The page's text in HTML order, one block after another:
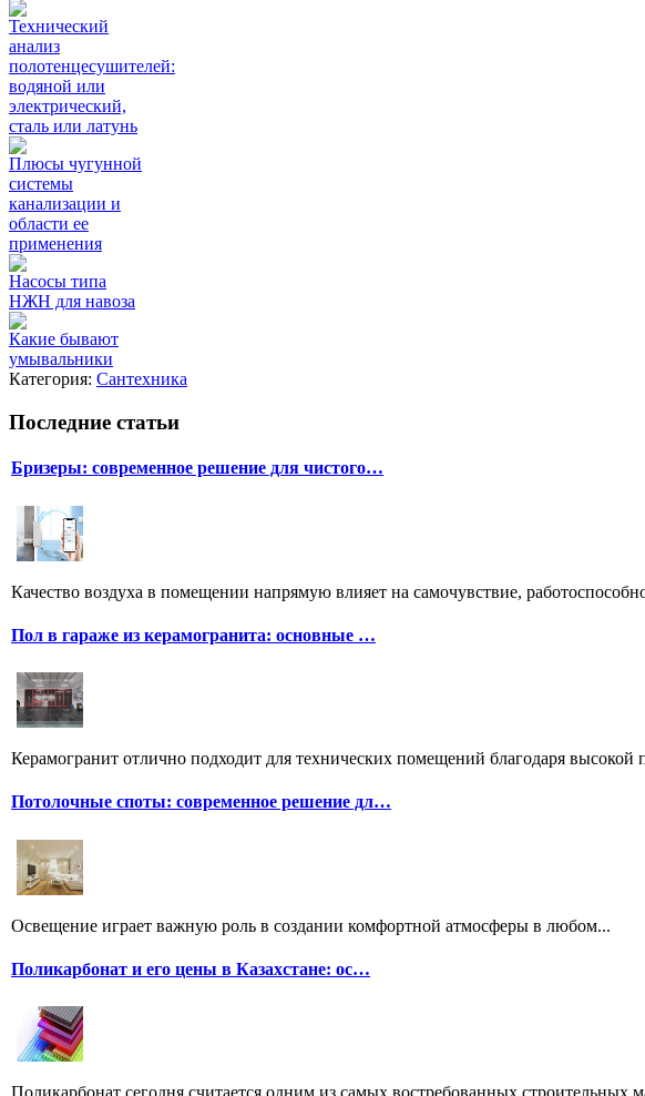
Технический
анализ
полотенцесушителей:
водяной или
электрический,
сталь или латунь
Плюсы чугунной
системы
канализации и
области ее
применения
Насосы типа
НЖН для навоза
Какие бывают
умывальники
Категория: Сантехника
Последние статьи
Бризеры: современное решение для чистого…
Качество воздуха в помещении напрямую влияет на самочувствие,
Пол в гараже из керамогранита: основные …
Керамогранит отлично подходит для технических помещений благодаря высокой
Потолочные споты: современное решение дл…
Освещение играет важную роль в создании комфортной атмосферы в любом...
Поликарбонат и его цены в Казахстане: ос…